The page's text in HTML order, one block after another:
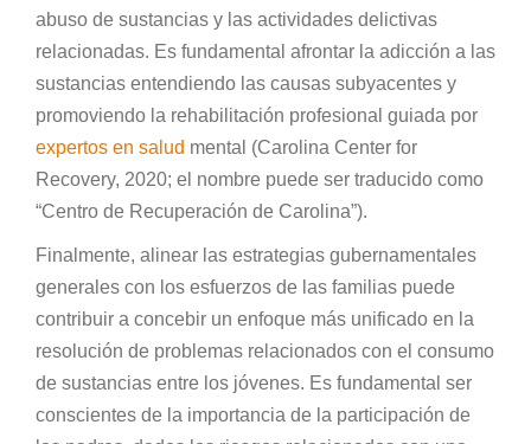
abuso de sustancias y las actividades delictivas
relacionadas. Es fundamental afrontar la adicción a las
sustancias entendiendo las causas subyacentes y
promoviendo la rehabilitación profesional guiada por
expertos en salud mental (Carolina Center for
Recovery, 2020; el nombre puede ser traducido como
“Centro de Recuperación de Carolina”).
Finalmente, alinear las estrategias gubernamentales
generales con los esfuerzos de las familias puede
contribuir a concebir un enfoque más unificado en la
resolución de problemas relacionados con el consumo
de sustancias entre los jóvenes. Es fundamental ser
conscientes de la importancia de la participación de